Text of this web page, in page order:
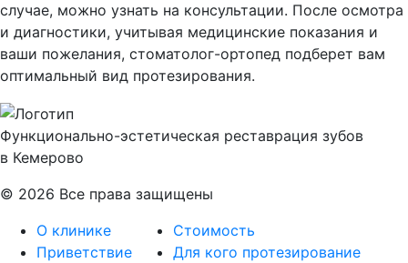
случае, можно узнать на консультации. После осмотра
и диагностики, учитывая медицинские показания и
ваши пожелания, стоматолог-ортопед подберет вам
оптимальный вид протезирования.
Функционально-эстетическая реставрация зубов
в Кемерово
© 2026 Все права защищены
О клинике
Приветствие
Стоимость
Для кого протезирование